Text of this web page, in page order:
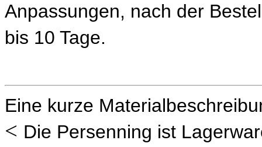
Anpassungen, nach der
bis 10 Tage.
Eine kurze
< Die Persenning ist